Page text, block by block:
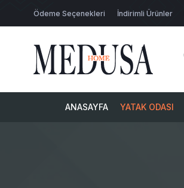
Ödeme Seçenekleri İndirimli Ürünler
ANASAYFA YATAK ODASI